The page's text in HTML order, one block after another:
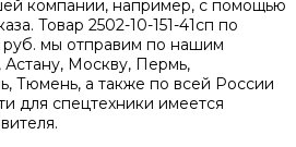
компании, например, с помощью
Товар 2502-10-151-41сп по
руб. мы отправим по нашим
Москву, Пермь,
Тюмень, а также по всей России
для спецтехники имеется